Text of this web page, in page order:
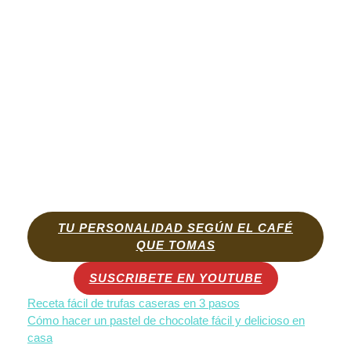
TU PERSONALIDAD SEGÚN EL CAFÉ
QUE TOMAS
SUSCRIBETE EN YOUTUBE
Receta fácil de trufas caseras en 3 pasos
Cómo hacer un pastel de chocolate fácil y delicioso en
casa